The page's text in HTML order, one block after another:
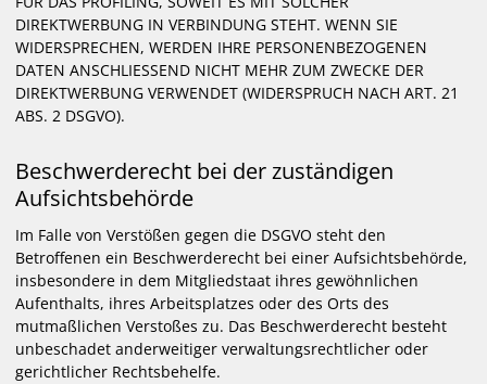
DIREKTWERBUNG IN VERBINDUNG STEHT. WENN SIE
WIDERSPRECHEN, WERDEN IHRE PERSONENBEZOGENEN
DATEN ANSCHLIESSEND NICHT MEHR ZUM ZWECKE DER
DIREKTWERBUNG VERWENDET (WIDERSPRUCH NACH ART. 21
ABS. 2 DSGVO).
Beschwerde­recht bei der zuständigen
Aufsichts­behörde
Im Falle von Verstößen gegen die DSGVO steht den
Betroffenen ein Beschwerderecht bei einer Aufsichtsbehörde,
insbesondere in dem Mitgliedstaat ihres gewöhnlichen
Aufenthalts, ihres Arbeitsplatzes oder des Orts des
mutmaßlichen Verstoßes zu. Das Beschwerderecht besteht
unbeschadet anderweitiger verwaltungsrechtlicher oder
gerichtlicher Rechtsbehelfe.